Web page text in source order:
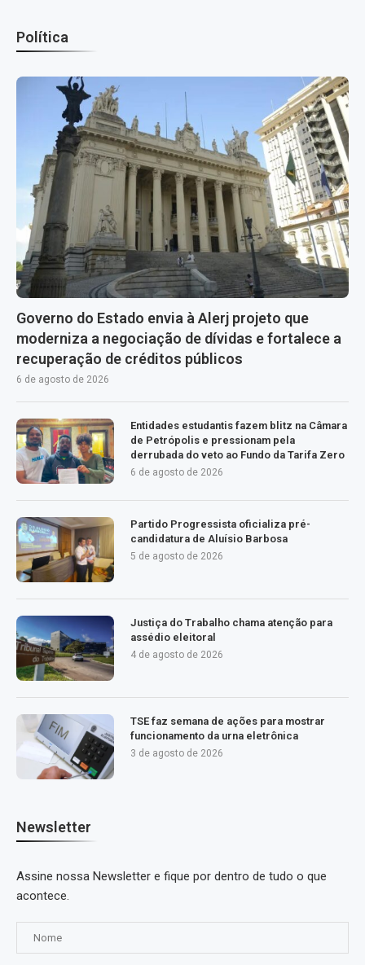
Política
Governo do Estado envia à Alerj projeto que
moderniza a negociação de dívidas e fortalece a
recuperação de créditos públicos
6 de agosto de 2026
Entidades estudantis fazem blitz na Câmara
de Petrópolis e pressionam pela
derrubada do veto ao Fundo da Tarifa Zero
6 de agosto de 2026
Partido Progressista oficializa pré-
candidatura de Aluísio Barbosa
5 de agosto de 2026
Justiça do Trabalho chama atenção para
assédio eleitoral
4 de agosto de 2026
TSE faz semana de ações para mostrar
funcionamento da urna eletrônica
3 de agosto de 2026
Newsletter
Assine nossa Newsletter e fique por dentro de tudo o que
acontece.